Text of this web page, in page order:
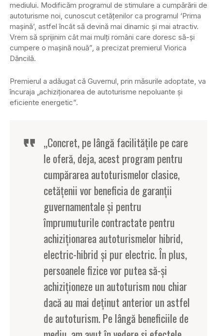
mediului. Modificăm programul de stimulare a cumpărării de
autoturisme noi, cunoscut cetăţenilor ca programul ‘Prima
maşină’, astfel încât să devină mai dinamic şi mai atractiv.
Vrem să sprijinim cât mai mulţi români care doresc să-şi
cumpere o maşină nouă”, a precizat premierul Viorica
Dăncilă.
Premierul a adăugat că Guvernul, prin măsurile adoptate, va
încuraja „achiziţionarea de autoturisme nepoluante şi
eficiente energetic”.
„Concret, pe lângă facilităţile pe care
le oferă, deja, acest program pentru
cumpărarea autoturismelor clasice,
cetăţenii vor beneficia de garanţii
guvernamentale şi pentru
împrumuturile contractate pentru
achiziţionarea autoturismelor hibrid,
electric-hibrid şi pur electric. În plus,
persoanele fizice vor putea să-şi
achiziţioneze un autoturism nou chiar
dacă au mai deţinut anterior un astfel
de autoturism. Pe lângă beneficiile de